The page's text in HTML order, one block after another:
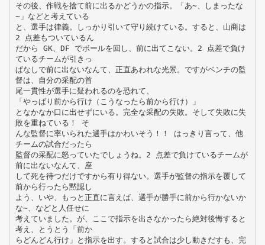
その後、作戦を捨て前に出るかどうかの指示。「あ∼、しまったな
∼」などと考えている
と、選手は律義。しっかり引いて守り続けている。すると、山商は
2 点差もついているん
だから GK、DF でボールを回し、前に出てこない。2 点差で負け
ているチームが引きっ
ぱなしで前に出ないなんて、正直あわれな光景。ですがベンチの監
督は、自分の采配の首
尾一貫性が選手に疑われるのを恐れて、
「やっぱり前から行け（こうなったら前から行け）」
となかなか口に出せずにいる。完全な采配の失敗。そして失敗に失
敗を重ねている！ そ
んな監督に率いられた選手はかわいそう！！ はっきり言って、他
チームの試合だったら
監督の采配に怒っていたでしょうね。2 点差で負けているチームが
前に出ないなんて、座
して死を待つだけですから有り得ない。選手が監督の指示を覆して
前から行ったら黙認し
よう、いや、もっと正直に言えば、選手が勝手に前から行かないか
な∼、などと人任せに
考えていました。が、ここで指示を出さなかったら絶対後悔すると
考え、とうとう「前か
らどんどん行け」と指示を出す。すると試合は少し動きだすも、完